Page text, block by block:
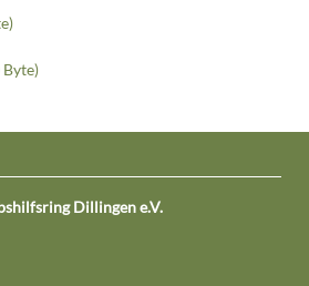
Byte)
Dillingen e.V.